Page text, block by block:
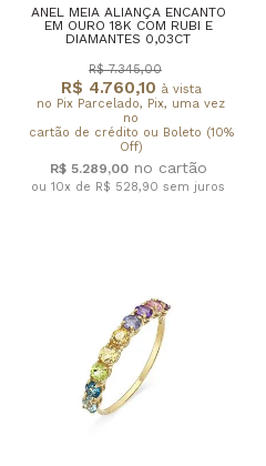
ANEL MEIA ALIANÇA ENCANTO
EM OURO 18K COM RUBI E
DIAMANTES 0,03CT
R$ 4.760,10 à vista
no Pix Parcelado, Pix, uma vez
no
cartão de crédito ou Boleto (10%
Off)
R$ 7.345,00
R$ 5.289,00
ou 10x de R$ 528,90 sem juros